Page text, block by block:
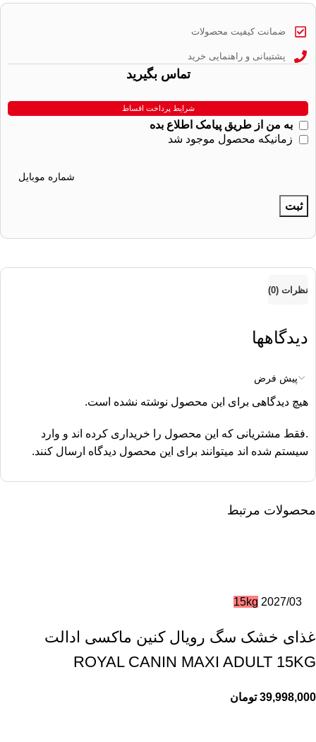
ضمانت کیفیت محصولات
پشتیبانی و راهنمایی خرید
تماس بگیرید
شرایط پرداخت اقساط
به من از طریق پیامک اطلاع بده
زمانیکه محصول موجود شد
ثبت
نظرات (0)
دیدگاهها
هیچ دیدگاهی برای این محصول نوشته نشده است.
.فقط مشتریانی که این محصول را خریداری کرده اند و وارد
سیستم شده اند میتوانند برای این محصول دیدگاه ارسال کنند.
محصولات مرتبط
2027/03
15kg
غذای خشک سگ رویال کنین ماکسی ادالت
ROYAL CANIN MAXI ADULT 15KG
39,998,000 تومان